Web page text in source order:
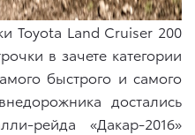
Toyota Land Cruiser 200
в зачете категории
быстрого и самого
достались
рейда «Дакар-2016»